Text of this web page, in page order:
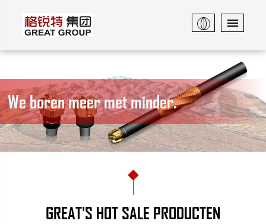
We boren meer met minder.
GREAT'S HOT SALE PRODUCTEN